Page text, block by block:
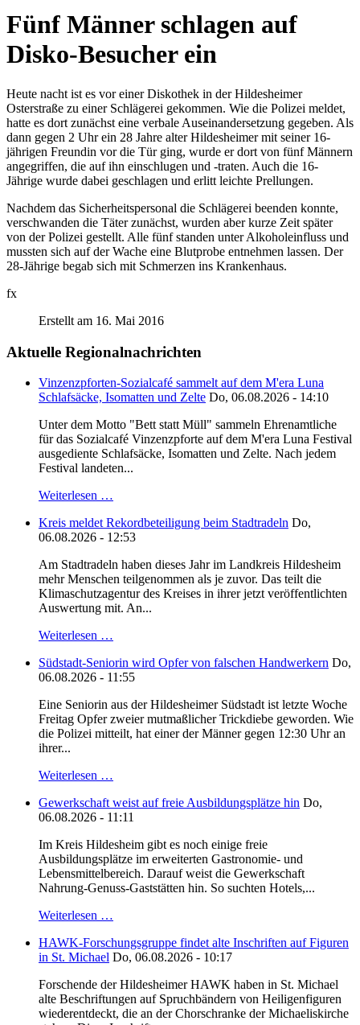
Fünf Männer schlagen auf
Disko-Besucher ein
Heute nacht ist es vor einer Diskothek in der Hildesheimer
Osterstraße zu einer Schlägerei gekommen. Wie die Polizei meldet,
hatte es dort zunächst eine verbale Auseinandersetzung gegeben. Als
dann gegen 2 Uhr ein 28 Jahre alter Hildesheimer mit seiner 16-
jährigen Freundin vor die Tür ging, wurde er dort von fünf Männern
angegriffen, die auf ihn einschlugen und -traten. Auch die 16-
Jährige wurde dabei geschlagen und erlitt leichte Prellungen.
Nachdem das Sicherheitspersonal die Schlägerei beenden konnte,
verschwanden die Täter zunächst, wurden aber kurze Zeit später
von der Polizei gestellt. Alle fünf standen unter Alkoholeinfluss und
mussten sich auf der Wache eine Blutprobe entnehmen lassen. Der
28-Jährige begab sich mit Schmerzen ins Krankenhaus.
fx
Erstellt am 16. Mai 2016
Aktuelle Regionalnachrichten
Vinzenzpforten-Sozialcafé sammelt auf dem M'era Luna
Schlafsäcke, Isomatten und Zelte Do, 06.08.2026 - 14:10
Unter dem Motto "Bett statt Müll" sammeln Ehrenamtliche
für das Sozialcafé Vinzenzpforte auf dem M'era Luna Festival
ausgediente Schlafsäcke, Isomatten und Zelte. Nach jedem
Festival landeten...
Weiterlesen …
Kreis meldet Rekordbeteiligung beim Stadtradeln Do,
06.08.2026 - 12:53
Am Stadtradeln haben dieses Jahr im Landkreis Hildesheim
mehr Menschen teilgenommen als je zuvor. Das teilt die
Klimaschutzagentur des Kreises in ihrer jetzt veröffentlichten
Auswertung mit. An...
Weiterlesen …
Südstadt-Seniorin wird Opfer von falschen Handwerkern Do,
06.08.2026 - 11:55
Eine Seniorin aus der Hildesheimer Südstadt ist letzte Woche
Freitag Opfer zweier mutmaßlicher Trickdiebe geworden. Wie
die Polizei mitteilt, hat einer der Männer gegen 12:30 Uhr an
ihrer...
Weiterlesen …
Gewerkschaft weist auf freie Ausbildungsplätze hin Do,
06.08.2026 - 11:11
Im Kreis Hildesheim gibt es noch einige freie
Ausbildungsplätze im erweiterten Gastronomie- und
Lebensmittelbereich. Darauf weist die Gewerkschaft
Nahrung-Genuss-Gaststätten hin. So suchten Hotels,...
Weiterlesen …
HAWK-Forschungsgruppe findet alte Inschriften auf Figuren
in St. Michael Do, 06.08.2026 - 10:17
Forschende der Hildesheimer HAWK haben in St. Michael
alte Beschriftungen auf Spruchbändern von Heiligenfiguren
wiederentdeckt, die an der Chorschranke der Michaeliskirche